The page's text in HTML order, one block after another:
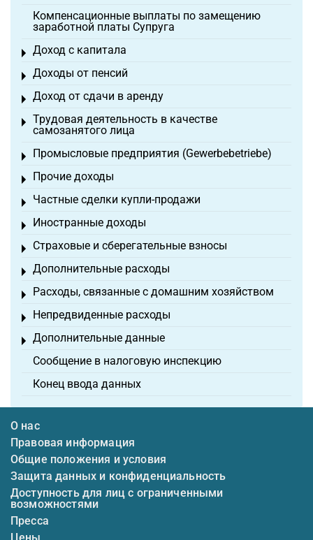
Компенсационные выплаты по замещению
заработной платы Супруга
Доход с капитала
Toggle menu
Доходы от пенсий
Toggle menu
Доход от сдачи в аренду
Toggle menu
Трудовая деятельность в качестве
самозанятого лица
Toggle menu
Промысловые предприятия (Gewerbebetriebe)
Toggle menu
Прочие доходы
Toggle menu
Частные сделки купли-продажи
Toggle menu
Иностранные доходы
Toggle menu
Страховые и сберегательные взносы
Toggle menu
Дополнительные расходы
Toggle menu
Расходы, связанные с домашним хозяйством
Toggle menu
Непредвиденные расходы
Toggle menu
Дополнительные данные
Toggle menu
Сообщение в налоговую инспекцию
Конец ввода данных
О нас
Правовая информация
Общие положения и условия
Защита данных и конфиденциальность
Доступность для лиц с ограниченными
возможностями
Пресса